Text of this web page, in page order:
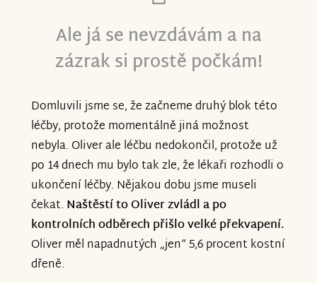
Ale já se nevzdávám a na
zázrak si prostě počkám!
Domluvili jsme se, že začneme druhý blok této
léčby, protože momentálně jiná možnost
nebyla. Oliver ale léčbu nedokončil, protože už
po 14 dnech mu bylo tak zle, že lékaři rozhodli o
ukončení léčby. Nějakou dobu jsme museli
čekat. Naštěstí to Oliver zvládl a po
kontrolních odběrech přišlo velké překvapení.
Oliver měl napadnutých „jen“ 5,6 procent kostní
dřeně.